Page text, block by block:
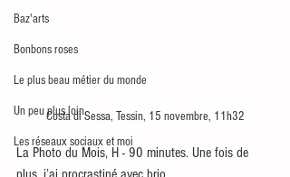
Baz'arts
Bonbons roses
Le plus beau métier du monde
Un peu plus loin
Les réseaux sociaux et moi
Costa di Sessa, Tessin, 15 novembre, 11h32
La Photo du Mois, H - 90 minutes. Une fois de